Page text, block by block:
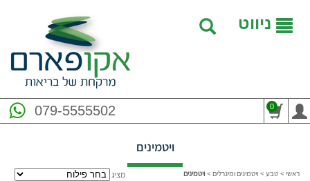
ניווט
079-5555502 0
ויטמינים
ראשי > טבע > ויטמינים ומינרלים > ויטמינים מציג